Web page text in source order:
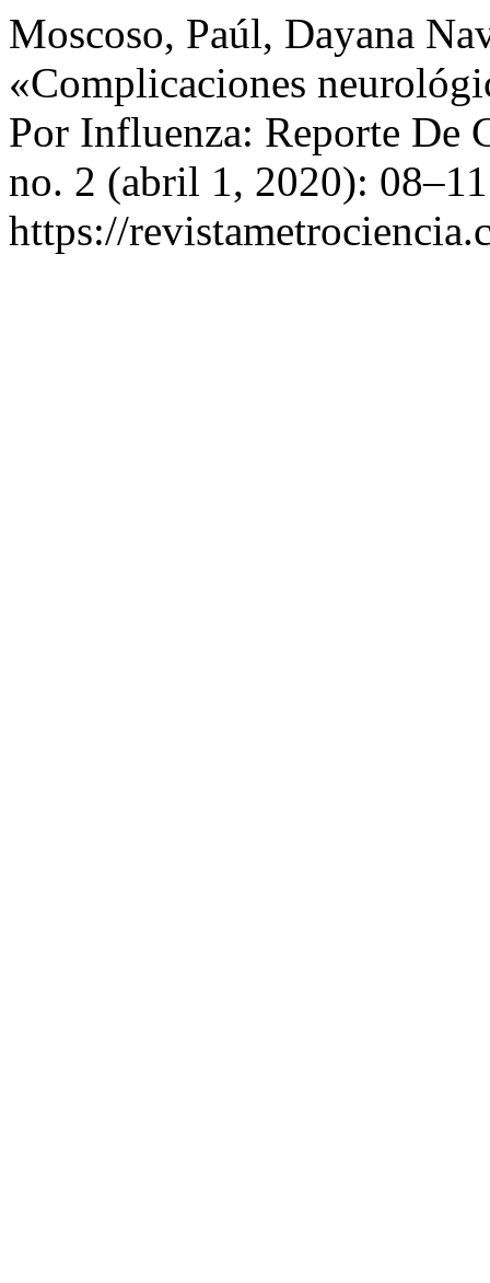
Moscoso, Paúl, Dayana
«Complicaciones
Por Influenza: Reporte De
no. 2 (abril 1, 2020):
https://